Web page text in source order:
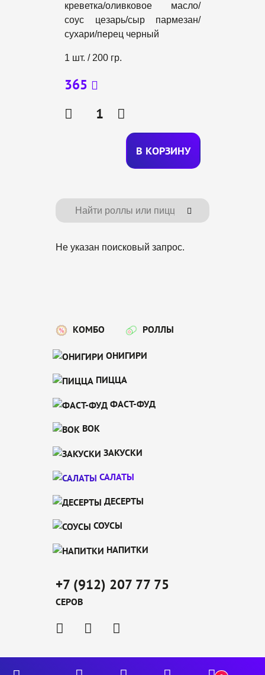
креветка/оливковое масло/
соус цезарь/сыр пармезан/
сухари/перец черный
1 шт. / 200 гр.
365
В КОРЗИНУ
Не указан поисковый запрос.
КОМБО РОЛЛЫ
ОНИГИРИ
ПИЦЦА
ФАСТ-ФУД
ВОК
ЗАКУСКИ
САЛАТЫ
ДЕСЕРТЫ
СОУСЫ
НАПИТКИ
+7 (912) 207 77 75
СЕРОВ